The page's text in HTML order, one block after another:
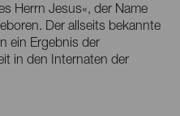
Herrn Jesus«, der Name
Der allseits bekannte
ein Ergebnis der
in den Internaten der